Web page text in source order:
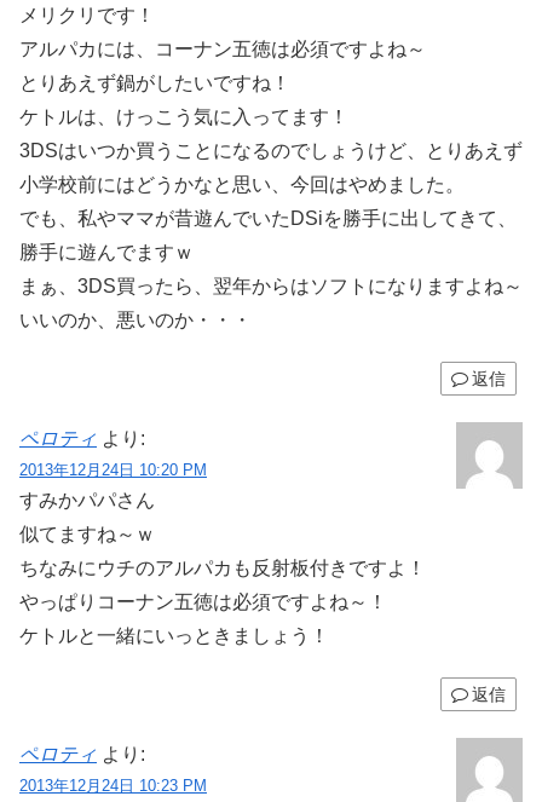
メリクリです！
アルパカには、コーナン五徳は必須ですよね～
とりあえず鍋がしたいですね！
ケトルは、けっこう気に入ってます！
3DSはいつか買うことになるのでしょうけど、とりあえず
小学校前にはどうかなと思い、今回はやめました。
でも、私やママが昔遊んでいたDSiを勝手に出してきて、
勝手に遊んでますｗ
まぁ、3DS買ったら、翌年からはソフトになりますよね～
いいのか、悪いのか・・・
返信
ペロティ より:
2013年12月24日 10:20 PM
すみかパパさん
似てますね～ｗ
ちなみにウチのアルパカも反射板付きですよ！
やっぱりコーナン五徳は必須ですよね～！
ケトルと一緒にいっときましょう！
返信
ペロティ より:
2013年12月24日 10:23 PM